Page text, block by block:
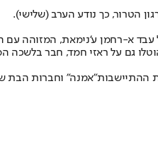
הטרור, כך נודע הערב (שלישי).
עבד א-רחמן ע'נימאת, המזוהה
גם על ראזי חמד, חבר בלשכה
ההתיישבות"אמנה" וחברות הבת